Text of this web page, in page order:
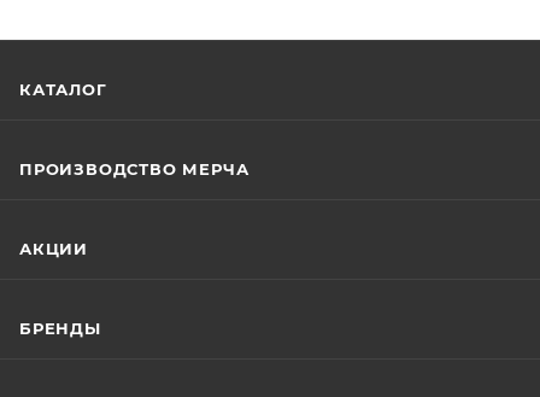
КАТАЛОГ
ПРОИЗВОДСТВО МЕРЧА
АКЦИИ
БРЕНДЫ